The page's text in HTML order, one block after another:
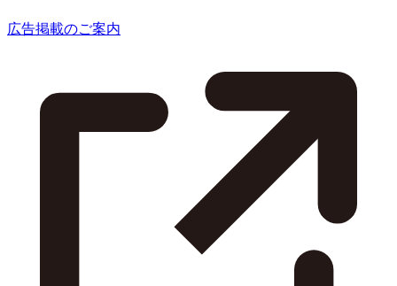
広告掲載のご案内